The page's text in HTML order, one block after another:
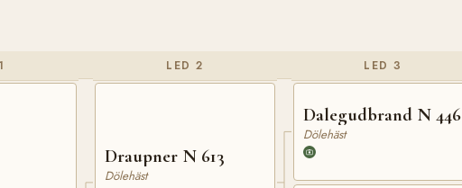
LED 2
Draupner N 613
Dölehäst
LED 3
Dalegudbrand N 446
Dölehäst